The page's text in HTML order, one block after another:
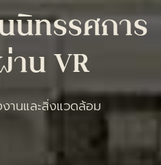
นิทรรศการ
น VR
านและสิ่งแวดล้อม